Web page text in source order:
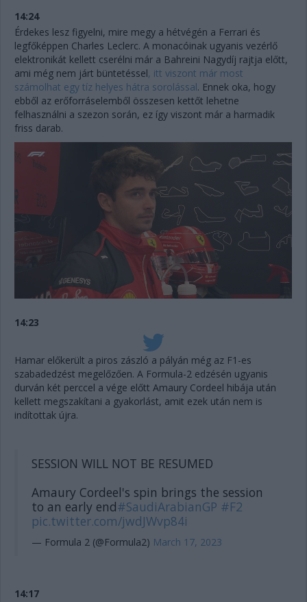
14:24
Érdekes lesz figyelni, mire megy a hétvégén a Ferrari és
legfőképpen Charles Leclerc. A monacóinak ugyanis vezérlő
elektronikát kellett cserélni már a Bahreini Nagydíj rajtja előtt,
ami még nem járt büntetéssel, itt viszont már most
számolhat egy tíz helyes hátra sorolással. Ennek oka, hogy
ebből az erőforráselemből összesen kettőt lehetne
felhasználni a szezon során, ez így viszont már a harmadik
friss darab.
14:23
Hamar előkerült a piros zászló a pályán még az F1-es
szabadedzést megelőzően. A Formula-2 edzésén ugyanis
durván két perccel a vége előtt Amaury Cordeel hibája után
kellett megszakítani a gyakorlást, amit ezek után nem is
indítottak újra.
SESSION WILL NOT BE RESUMED
Amaury Cordeel's spin brings the session
to an early end#SaudiArabianGP #F2
pic.twitter.com/jwdJWvp84i
— Formula 2 (@Formula2) March 17, 2023
14:17